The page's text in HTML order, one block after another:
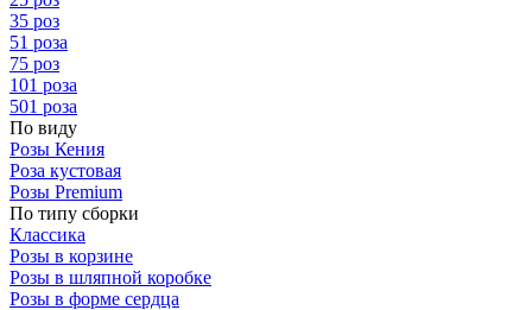
35 роз
51 роза
75 роз
101 роза
501 роза
По виду
Розы Кения
Роза кустовая
Розы Premium
По типу сборки
Классика
Розы в корзине
Розы в шляпной коробке
Розы в форме сердца